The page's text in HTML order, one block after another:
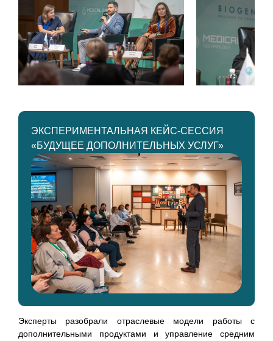
ЭКСПЕРИМЕНТАЛЬНАЯ КЕЙС-СЕССИЯ
«БУДУЩЕЕ ДОПОЛНИТЕЛЬНЫХ УСЛУГ»
Эксперты разобрали отраслевые модели работы с
дополнительными продуктами и управление средним